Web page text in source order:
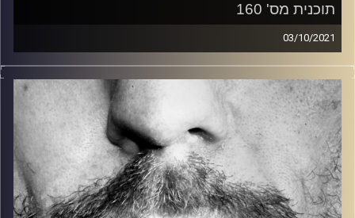
תוכנית מס' 160
03/10/2021
זיפים, מוזיקה מחוספסת של הופעות חיות. הרבה ג'אם, רוק,
בלוז, bluegrass, ג'אז, Fאנק, פרוגרסיב ואפילו אלקטרוניקה.
כל מה שחי, אמיתי ונושם.
עם שמוליק רגב.
קרדיט תמונות: David Goehring